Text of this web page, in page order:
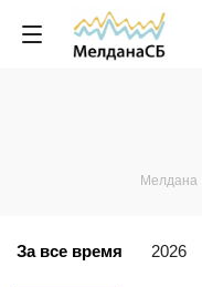
Мелдана
За все время 2026